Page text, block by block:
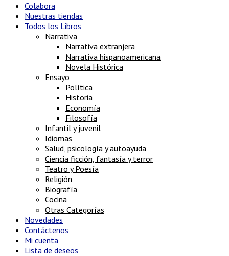
Colabora
Nuestras tiendas
Todos los Libros
Narrativa
Narrativa extranjera
Narrativa hispanoamericana
Novela Histórica
Ensayo
Política
Historia
Economía
Filosofía
Infantil y juvenil
Idiomas
Salud, psicología y autoayuda
Ciencia ficción, fantasía y terror
Teatro y Poesía
Religión
Biografía
Cocina
Otras Categorías
Novedades
Contáctenos
Mi cuenta
Lista de deseos